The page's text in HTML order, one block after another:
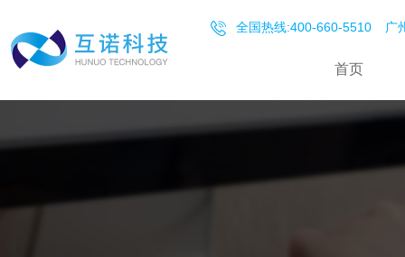
全国热线:400-660-5510 广
首页